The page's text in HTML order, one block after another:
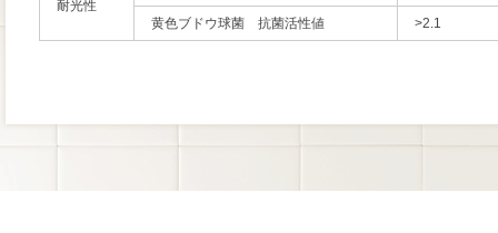
耐光性
黄色ブドウ球菌 抗菌活性値 >2.1